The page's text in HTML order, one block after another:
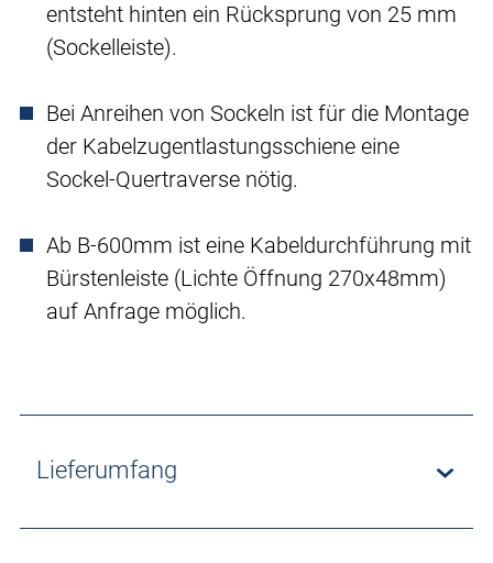
entsteht hinten ein Rücksprung von 25 mm
(Sockelleiste).
Bei Anreihen von Sockeln ist für die Montage
der Kabelzugentlastungsschiene eine
Sockel-Quertraverse nötig.
Ab B-600mm ist eine Kabeldurchführung mit
Bürstenleiste (Lichte Öffnung 270x48mm)
auf Anfrage möglich.
Lieferumfang